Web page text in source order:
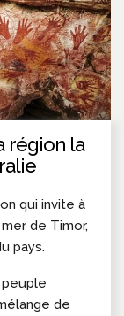
région la
qui invite à
de Timor,
pays.
peuple
de